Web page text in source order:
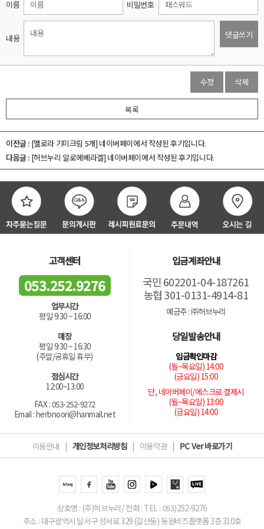
이름 비밀번호
내용 댓글쓰기
수정 삭제
목록
이전글 : [멜로라 기미크림 5개] 네이버페이에서 작성된 후기입니다.
다음글 : [허브누리 알로에베라겔] 네이버페이에서 작성된 후기입니다.
고객센터
053.252.9276
업무시간
평일 9:30 ~ 16:00
매장
평일 9:30 ~ 16:30
(주말/공휴일 휴무)
점심시간
12:00~13:00
FAX : 053-252-9272
Email : herbnoori@hanmail.net
입금계좌안내
국민 602201-04-187261
농협 301-0131-4914-81
예금주 : ㈜허브누리
당일발송안내
입금확인마감
(월~목요일) 14:00
(금요일) 15:00
단, 네이버페이/에스크로 결제시
(월~목요일) 13:00
(금요일) 14:00
이용안내 | 개인정보처리방침 | 이용약관 | PC Ver 바로가기
상호명 : (주)허브누리/ 전화 : TEL : 053)252-9276
주소 : 대구광역시 달서구 성서로 329 (갈산동) 동원비즈플랫폼 3층 310호